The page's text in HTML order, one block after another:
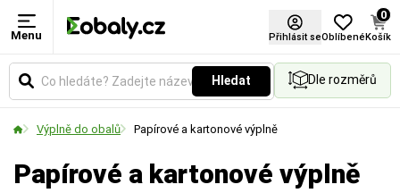
Menu Přihlásit seOblíbené
0
Košík
Hledat Dle rozměrů
Výplně do obalů Papírové a kartonové výplně
Papírové a kartonové výplně
Materiál
Zvolte typ materiálu podle požadované pevnosti,
Barva
Vyberte si barevné provedení obalů a balicích
Certifikace FSC®